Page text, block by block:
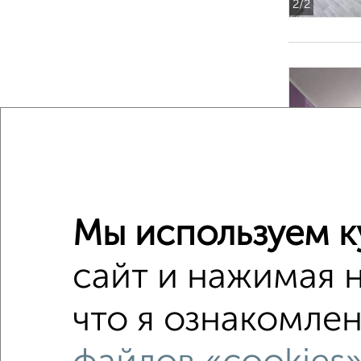
2/2
2/2
4-к
Поиск по
Мы используем
сайт и нажимая
что я